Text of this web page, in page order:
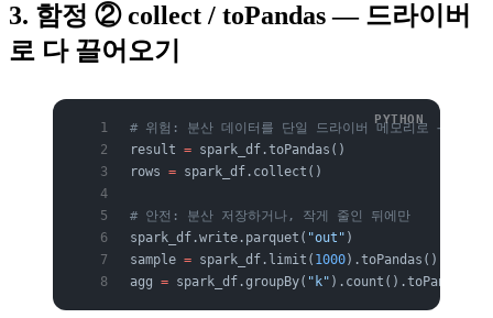
3. 함정 ② collect / toPandas — 드라이버
로 다 끌어오기
# 위험: 분산 데이터를 단일 드라이버 메모리로 → 큰 데
result = spark_df.toPandas()
rows = spark_df.collect()
# 안전: 분산 저장하거나, 작게 줄인 뒤에만
spark_df.write.parquet( "out" )
sample = spark_df.limit( 1000).toPandas()
agg = spark_df.groupBy( "k"